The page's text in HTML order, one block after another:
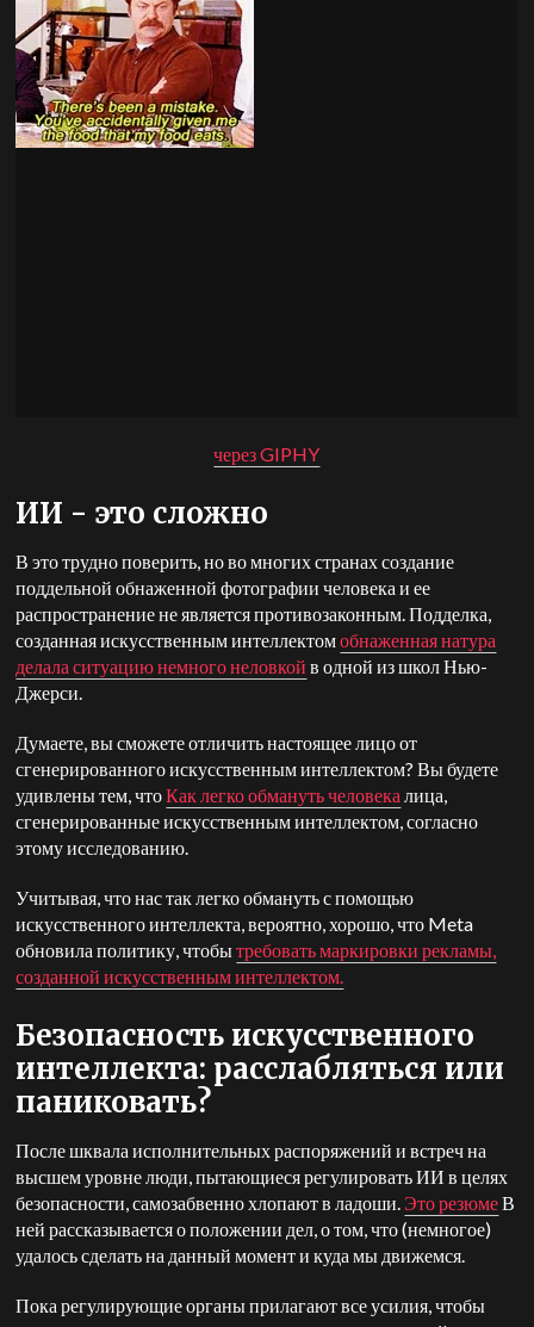
через GIPHY
ИИ - это сложно
В это трудно поверить, но во многих странах создание
поддельной обнаженной фотографии человека и ее
распространение не является противозаконным. Подделка,
созданная искусственным интеллектомобнаженная натура
делала ситуацию немного неловкой в одной из школ Нью-
Джерси.
Думаете, вы сможете отличить настоящее лицо от
сгенерированного искусственным интеллектом? Вы будете
удивлены тем, чтоКак легко обмануть человека лица,
сгенерированные искусственным интеллектом, согласно
этому исследованию.
Учитывая, что нас так легко обмануть с помощью
искусственного интеллекта, вероятно, хорошо, что Meta
обновила политику, чтобытребовать маркировки рекламы,
созданной искусственным интеллектом.
Безопасность искусственного
интеллекта: расслабляться или
паниковать?
После шквала исполнительных распоряжений и встреч на
высшем уровне люди, пытающиеся регулировать ИИ в целях
безопасности, самозабвенно хлопают в ладоши. Это резюмеВ
ней рассказывается о положении дел, о том, что (немногое)
удалось сделать на данный момент и куда мы движемся.
Пока регулирующие органы прилагают все усилия, чтобы